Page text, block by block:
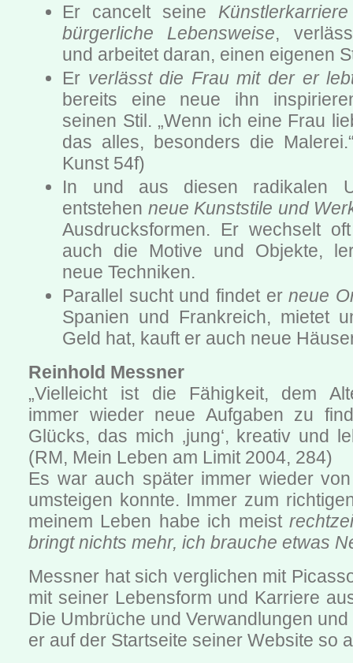
Er cancelt seine
bürgerliche Lebensweise,
und arbeitet daran, einen eigenen
Er verlässt die Frau mit der er
bereits eine neue ihn
seinen Stil. „Wenn ich eine Frau
das alles, besonders die
Kunst 54f)
In und aus diesen radikalen
entstehen neue Kunststile und
Ausdrucksformen. Er wechselt
auch die Motive und Objekte,
neue Techniken.
Parallel sucht und findet erneue
Spanien und Frankreich, mietet
Geld hat, kauft er auch neue
Reinhold Messner
„Vielleicht ist die Fähigkeit, dem
immer wieder neue Aufgaben zu
Glücks, das mich ‚jung‘, kreativ und
(RM, Mein Leben am Limit 2004, 284)
Es war auch später immer wieder
umsteigen konnte. Immer zum
meinem Leben habe ich meist
bringt nichts mehr, ich brauche etwas
Messner hat sich verglichen mit
mit seiner Lebensform und Karriere
Die Umbrüche und Verwandlungen
er auf der Startseite seiner Website so